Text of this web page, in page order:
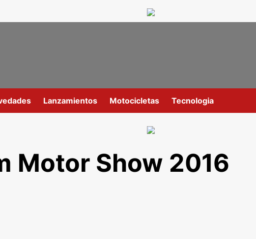
Lanzamientos Motocicletas Tecnologia
Motor Show 2016